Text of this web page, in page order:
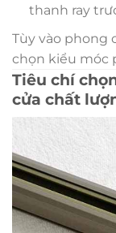
thanh ray
Tùy vào phong
chọn kiểu móc
Tiêu chí
cửa chất